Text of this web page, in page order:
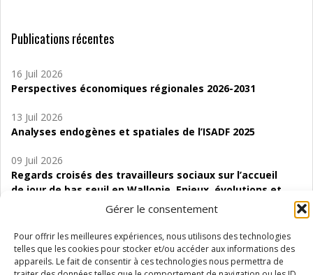
Gérer le consentement
Pour offrir les meilleures expériences, nous utilisons des technologies
telles que les cookies pour stocker et/ou accéder aux informations des
appareils. Le fait de consentir à ces technologies nous permettra de
Publications récentes
16 Juil 2026
Perspectives économiques régionales 2026-2031
13 Juil 2026
Analyses endogènes et spatiales de l’ISADF 2025
09 Juil 2026
Regards croisés des travailleurs sociaux sur l’accueil
de jour de bas seuil en Wallonie. Enjeux, évolutions et
06 Juil 2026
Étude d’évaluabilité des Structures
d’accompagnement à l’autocréation d’emploi (SAACE)